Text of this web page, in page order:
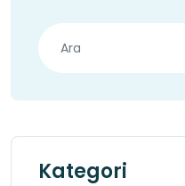
Kategori